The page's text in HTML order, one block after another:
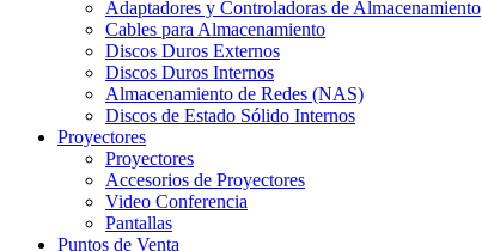
Adaptadores y Controladoras de Almacenamiento
Cables para Almacenamiento
Discos Duros Externos
Discos Duros Internos
Almacenamiento de Redes (NAS)
Discos de Estado Sólido Internos
Proyectores
Proyectores
Accesorios de Proyectores
Video Conferencia
Pantallas
Puntos de Venta